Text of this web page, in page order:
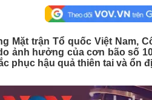
Bóng đá
Lịch thi đấu bóng đá
Thế giới thể thao
Hậu trường
Mặt trận Tổ quốc Việt Nam,
ảnh hưởng của cơn bão số
phục hậu quả thiên tai và ổn